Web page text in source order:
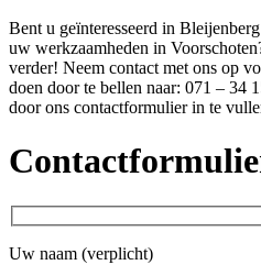
Bent u geïnteresseerd in
uw werkzaamheden in
verder! Neem contact met ons op
doen door te bellen naar: 071 – 34
door ons contactformulier in te
Uw naam (verplicht)